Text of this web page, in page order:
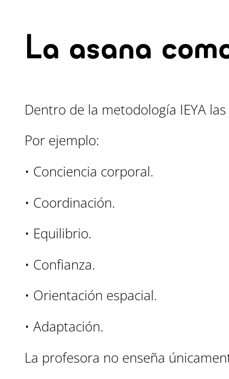
La asana
Dentro de la metodología IEYA
Por ejemplo:
• Conciencia corporal.
• Coordinación.
• Equilibrio.
• Confianza.
• Orientación espacial.
• Adaptación.
La profesora no enseña